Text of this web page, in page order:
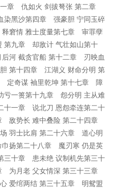
章 仇如火 剑拔弩张 第二章
染黑沙第四章 强豪胆 宁同玉碎
窘情 雅士度量第七章 审罪孽
第九章 却敌计 气壮如山第十
河 截贪官船 第十二章 刃映血
第十四章 江湖义 财命分明 第
定奇谋 袖里乾坤 第十七章 障
亏一篑第十九章 怨分明 主从难
十一章 说北刀 恩怨牵连第二十
敌势长 难中叠险 第二十四章
羽士比肩 第二十六章 道心明
扬第二十八章 魔刃寒 仍是英
三十章 患未绝 议制机先第三十
为月老 父女情深 第三十三章
爱绾两结 第三十五章 明鸳盟